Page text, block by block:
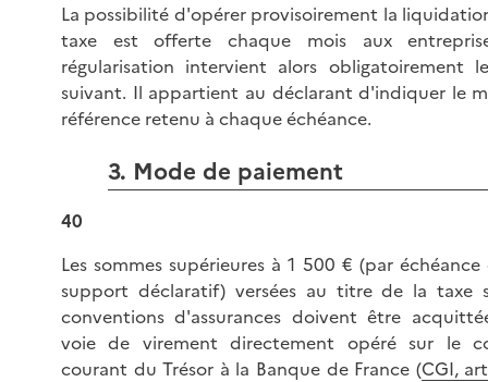
La possibilité d'opérer provisoirement la
taxe est offerte chaque mois aux
régularisation intervient alors obligatoirement
suivant. Il appartient au déclarant d'indiquer le
référence retenu à chaque échéance.
3. Mode de paiement
40
Les sommes supérieures à 1 500 € (par
support déclaratif) versées au titre de la taxe
conventions d'assurances doivent être
voie de virement directement opéré sur le
courant du Trésor à la Banque de France (CGI,